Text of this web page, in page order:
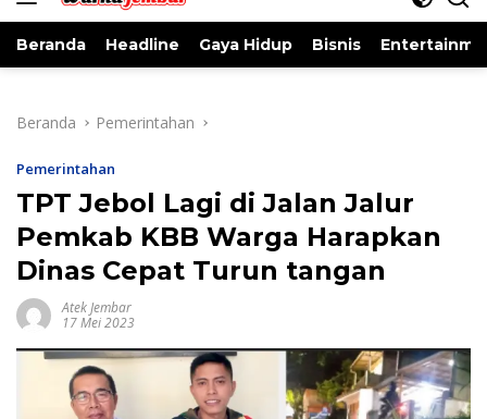
Beranda Headline Gaya Hidup Bisnis
Beranda Pemerintahan
Pemerintahan
TPT Jebol Lagi di Jalan Jalur
Pemkab KBB Warga Harapkan
Dinas Cepat Turun tangan
Atek Jembar
17 Mei 2023